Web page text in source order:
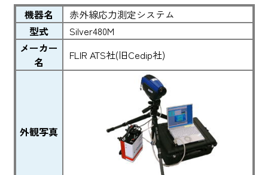
機器名
赤外線応力測定システム
型式
Silver480M
メーカー
名
FLIR ATS社(旧Cedip社)
外観写真